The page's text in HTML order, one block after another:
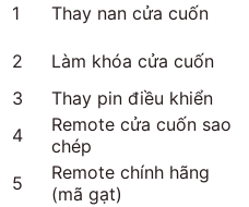
1 Thay nan cửa cuốn
2 Làm khóa cửa cuốn
3
Thay pin điều khiển
4
Remote cửa cuốn sao
chép
5
Remote chính hãng
(mã gạt)